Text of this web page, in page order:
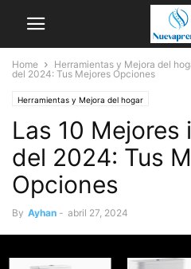
Home Herramientas y Mejora del
del 2024: Tus Mejores Opciones
Herramientas y Mejora del hogar
Las 10 Mejores
del 2024: Tus
Opciones
By Ayhan - abril 27, 2024